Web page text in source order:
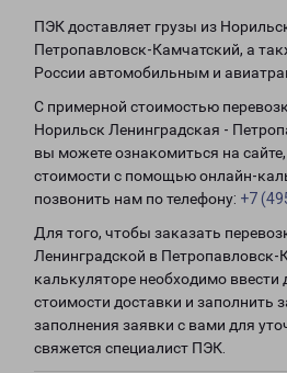
ПЭК доставляет грузы из
Петропавловск-Камчатский, а
России автомобильным и
С примерной стоимостью
Норильск Ленинградская -
вы можете ознакомиться на
стоимости с помощью онлайн-
позвонить нам по телефону: +7
Для того, чтобы заказать
Ленинградской в Петропавловск-
калькуляторе необходимо ввести
стоимости доставки и заполнить
заполнения заявки с вами для
свяжется специалист ПЭК.